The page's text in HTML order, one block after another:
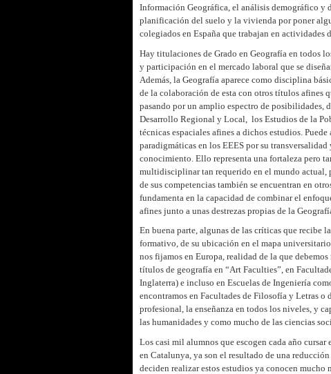
Información Geográfica, el análisis demográfico y
planificación del suelo y la vivienda por poner
colegiados en España que trabajan en actividades
Hay titulaciones de Grado en Geografía en todos
y participación en el mercado laboral que se
Además, la Geografía aparece como disciplina
de la colaboración de esta con otros títulos afines
pasando por un amplio espectro de posibilidades,
Desarrollo Regional y Local, los Estudios de la
técnicas espaciales afines a dichos estudios.
paradigmáticas en los EEES por su
conocimiento. Ello representa una fortaleza pero
multidisciplinar tan requerido en el mundo actual,
de sus competencias también se encuentran en
fundamenta en la capacidad de combinar el
afines junto a unas destrezas propias de la
En buena parte, algunas de las críticas que recibe
formativo, de su ubicación en el mapa
nos fijamos en Europa, realidad de la que
títulos de geografía en “Art Faculties”, en
Inglaterra) e incluso en Escuelas de Ingeniería
encontramos en Facultades de Filosofía y Letras
profesional, la enseñanza en todos los niveles, y
las humanidades y como mucho de las ciencias
Los casi mil alumnos que escogen cada año cursar
en Catalunya, ya son el resultado de una
deciden realizar estos estudios ya conocen